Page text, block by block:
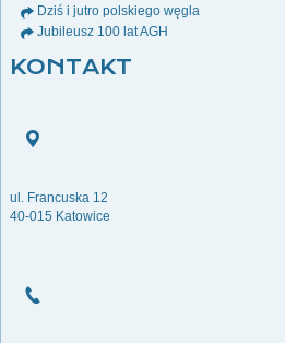
Dziś i jutro polskiego węgla
Jubileusz 100 lat AGH
KONTAKT
ul. Francuska 12
40-015 Katowice